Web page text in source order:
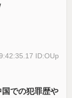
ID:OUp
での犯罪歴や